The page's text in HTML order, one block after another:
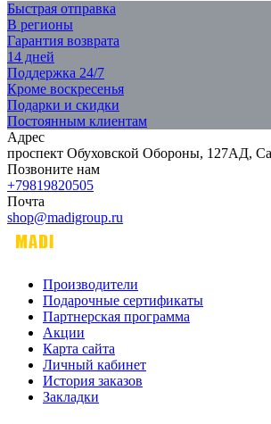
Быстрая отправка
В регионы
Гарантия возврата
14 дней
Поддержка 24/7
Кроме воскресенья
Подарки и скидки
Постоянным клиентам
Адрес
проспект Обуховской Обороны, 127АД,
Позвоните нам
+79819820505
Почта
shop@madigroup.ru
Производители
Подарочные сертификаты
Партнерская программа
Акции
Карта сайта
Личный кабинет
История заказов
Закладки